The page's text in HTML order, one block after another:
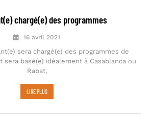
chargé(e) des programmes
16 avril 2021
sera chargé(e) des programmes de
sera basé(e) idéalement à Casablanca ou
Rabat,
LIRE PLUS